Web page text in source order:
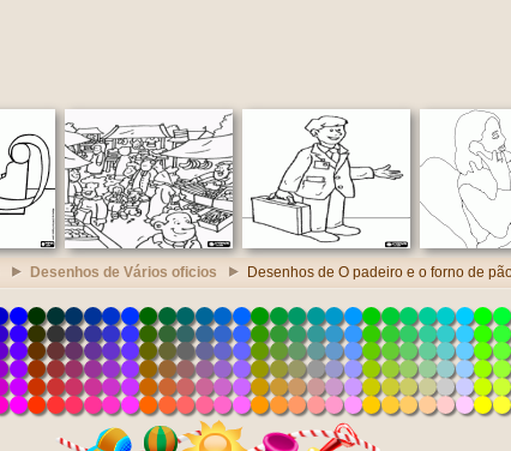
Desenhos de Vários oficios Desenhos de O padeiro e o forno de